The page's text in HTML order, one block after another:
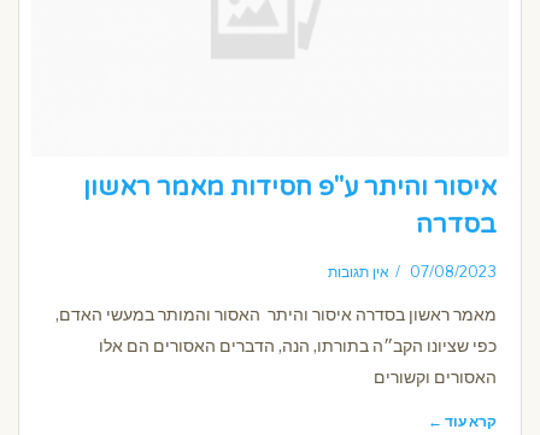
איסור והיתר ע"פ חסידות מאמר ראשון
בסדרה
07/08/2023 אין תגובות
מאמר ראשון בסדרה איסור והיתר האסור והמותר במעשי האדם,
כפי שציונו הקב״ה בתורתו, הנה, הדברים האסורים הם אלו
האסורים וקשורים
קרא עוד ←